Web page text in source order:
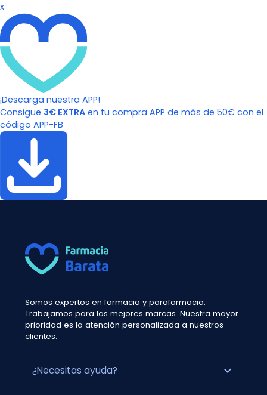
x
¡Descarga nuestra APP!
Consigue 3€ EXTRA en tu compra APP de más de 50€ con el
código APP-FB
Somos expertos en farmacia y parafarmacia.
Trabajamos para las mejores marcas. Nuestra mayor
prioridad es la atención personalizada a nuestros
clientes.
¿Necesitas ayuda? expand_more